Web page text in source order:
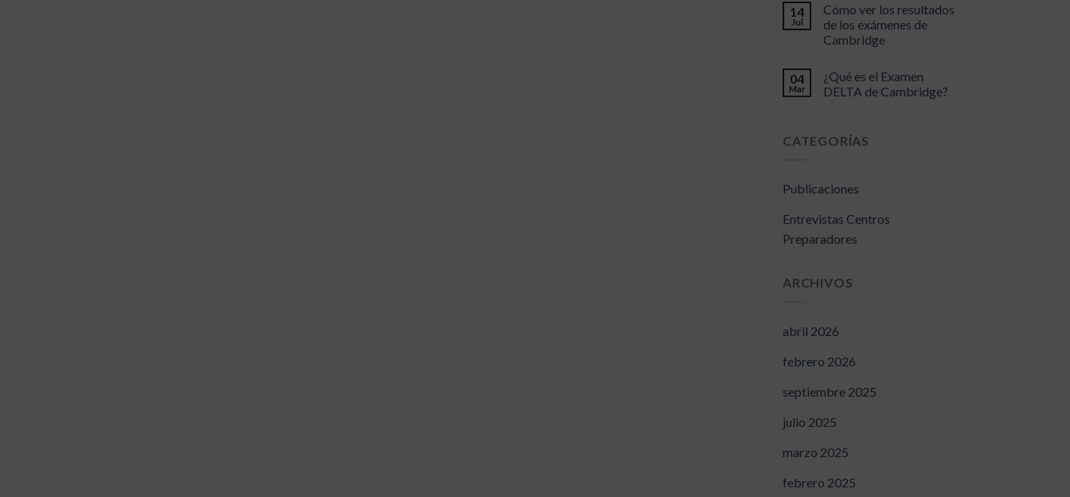
14
Jul
Cómo ver los resultados
de los exámenes de
Cambridge
04
Mar
¿Qué es el Examen
DELTA de Cambridge?
CATEGORÍAS
Publicaciones
Entrevistas Centros
Preparadores
ARCHIVOS
abril 2026
febrero 2026
septiembre 2025
julio 2025
marzo 2025
febrero 2025